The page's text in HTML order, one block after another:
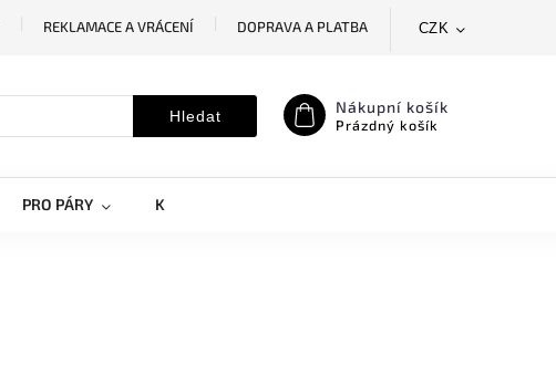
REKLAMACE A VRÁCENÍ
DOPRAVA A PLATBA
CZK
Hledat Nákupní košík
Prázdný košík
PRO PÁRY KRYTY NA MOBILY